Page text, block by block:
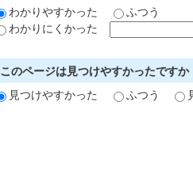
わかりやすかった
ふつう
わかりにくかった
このページは見つけやすかったですか
見つけやすかった
ふつう